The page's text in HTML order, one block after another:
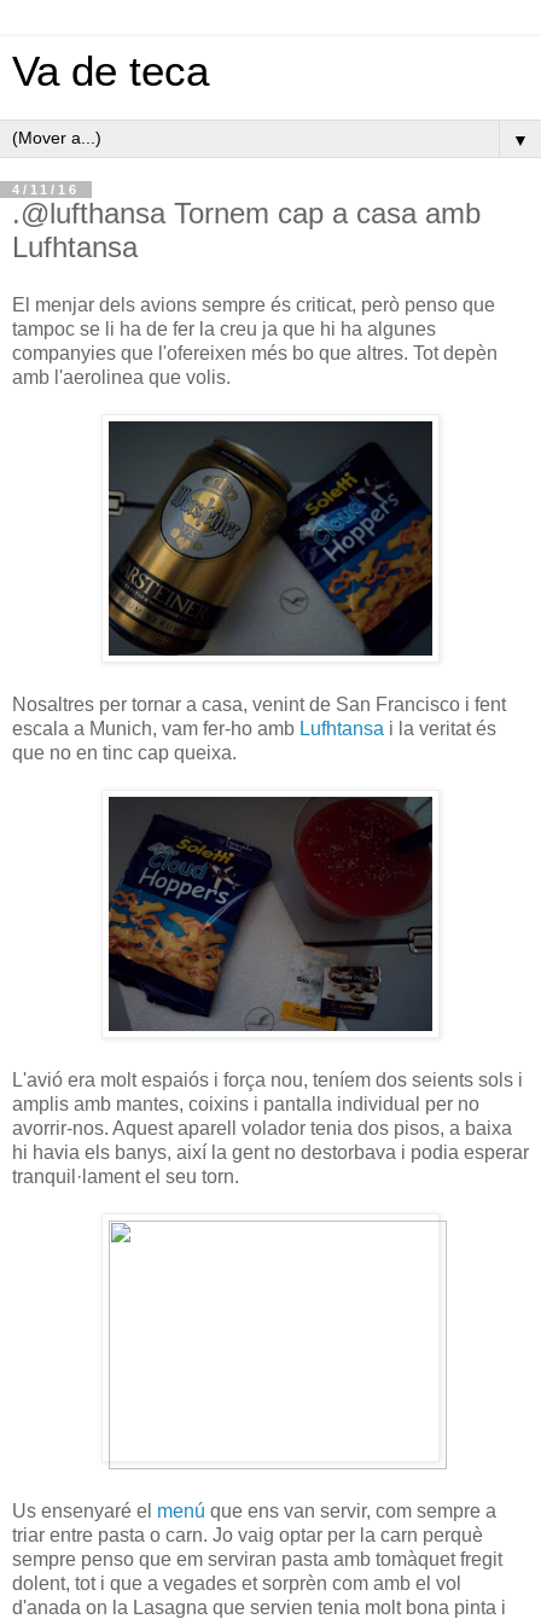
Va de teca
▼
4/11/16
.@lufthansa Tornem cap a casa amb
Lufhtansa
El menjar dels avions sempre és criticat, però penso que
tampoc se li ha de fer la creu ja que hi ha algunes
companyies que l'ofereixen més bo que altres. Tot depèn
amb l'aerolinea que volis.
Nosaltres per tornar a casa, venint de San Francisco i fent
escala a Munich, vam fer-ho amb Lufhtansa i la veritat és
que no en tinc cap queixa.
L'avió era molt espaiós i força nou, teníem dos seients sols i
amplis amb mantes, coixins i pantalla individual per no
avorrir-nos. Aquest aparell volador tenia dos pisos, a baixa
hi havia els banys, així la gent no destorbava i podia esperar
tranquil·lament el seu torn.
Us ensenyaré el menú que ens van servir, com sempre a
triar entre pasta o carn. Jo vaig optar per la carn perquè
sempre penso que em serviran pasta amb tomàquet fregit
dolent, tot i que a vegades et sorprèn com amb el vol
d'anada on la Lasagna que servien tenia molt bona pinta i